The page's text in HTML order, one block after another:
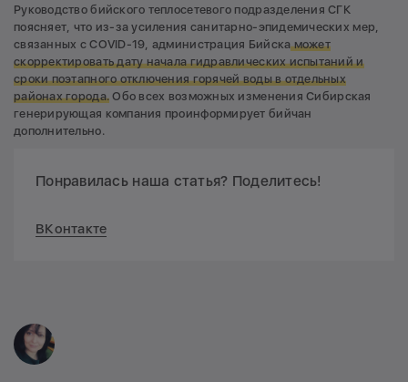
Руководство бийского теплосетевого подразделения СГК
поясняет, что из-за усиления санитарно-эпидемических мер,
связанных с COVID-19, администрация Бийскаможет
скорректировать дату начала гидравлических испытаний и
сроки поэтапного отключения горячей воды в отдельных
районах города. Обо всех возможных изменения Сибирская
генерирующая компания проинформирует бийчан
дополнительно.
Понравилась наша статья? Поделитесь!
ВКонтакте